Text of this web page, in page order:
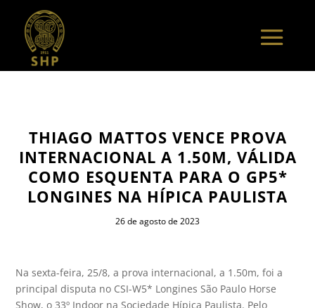
THIAGO MATTOS VENCE PROVA
INTERNACIONAL A 1.50M, VÁLIDA
COMO ESQUENTA PARA O GP5*
LONGINES NA HÍPICA PAULISTA
26 de agosto de 2023
Na sexta-feira, 25/8, a prova internacional, a 1.50m, foi a
principal disputa no CSI-W5* Longines São Paulo Horse
Show, o 33º Indoor na Sociedade Hípica Paulista. Pelo